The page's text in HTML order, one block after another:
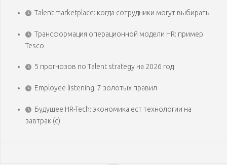
Talent marketplace: когда сотрудники могут выбирать
Трансформация операционной модели HR: пример
Tesco
5 прогнозов по Talent strategy на 2026 год
Employee listening: 7 золотых правил
Будущее HR-Tech: экономика ест технологии на
завтрак (с)